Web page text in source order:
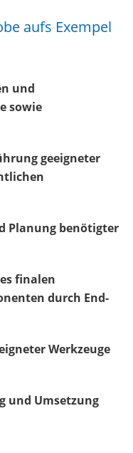
aufs Exempel
und
sowie
geeigneter
Planung benötigter
finalen
durch End-
Werkzeuge
und Umsetzung